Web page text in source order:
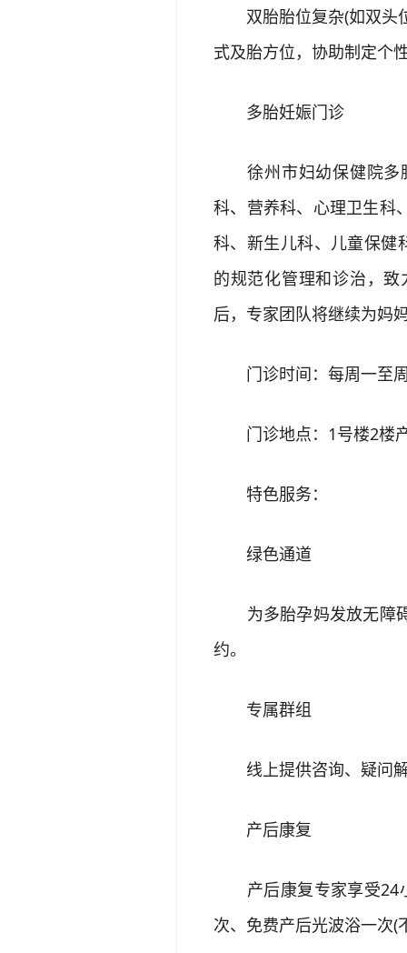
双胎胎位复杂(如双头位
式及胎方位，协助制定个
多胎妊娠门诊
徐州市妇幼保健院多
科、营养科、心理卫生科
科、新生儿科、儿童保健
的规范化管理和诊治，
后，专家团队将继续为妈
门诊时间：每周一至
门诊地点：1号楼2楼
特色服务：
绿色通道
为多胎孕妈发放无障碍
约。
专属群组
线上提供咨询、疑问解
产后康复
产后康复专家享受24
次、免费产后光波浴一次(